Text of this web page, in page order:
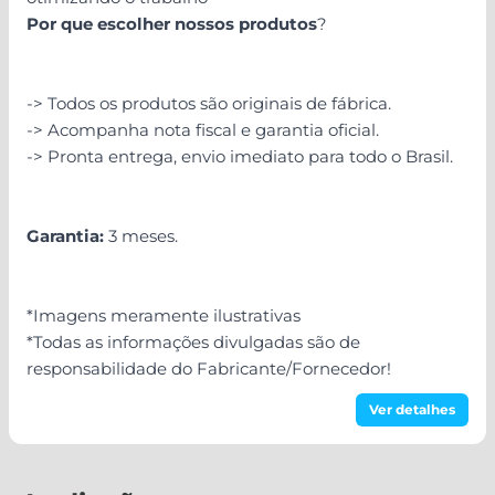
Ver detalhes
Por que escolher nossos produtos?
-> Todos os produtos são originais de fábrica.
-> Acompanha nota fiscal e garantia oficial.
-> Pronta entrega, envio imediato para todo o Brasil.
Garantia: 3 meses.
*Imagens meramente ilustrativas
*Todas as informações divulgadas são de
responsabilidade do Fabricante/Fornecedor!